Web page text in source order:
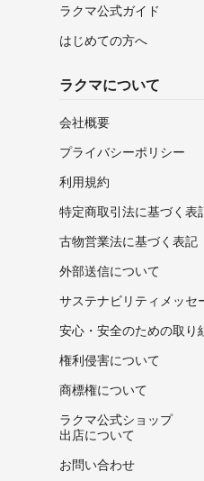
ラクマ公式ガイド
はじめての方へ
ラクマについて
会社概要
プライバシーポリシー
利用規約
特定商取引法に基づく表
古物営業法に基づく表記
外部送信について
サステナビリティメッセ
安心・安全のための取り
権利侵害について
商標権について
ラクマ公式ショップ
出店について
お問い合わせ